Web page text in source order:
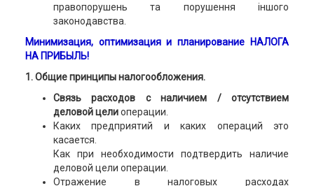
правопорушень та порушення іншого
законодавства.
Минимизация, оптимизация и планирование НАЛОГА
НА ПРИБЫЛЬ!
1. Общие принципы налогообложения.
Связь расходов с наличием / отсутствием
деловой целиоперации.
Каких предприятий и каких операций это
касается.
Как при необходимости подтвердить наличие
деловой цели операции.
Отражение в налоговых расходах